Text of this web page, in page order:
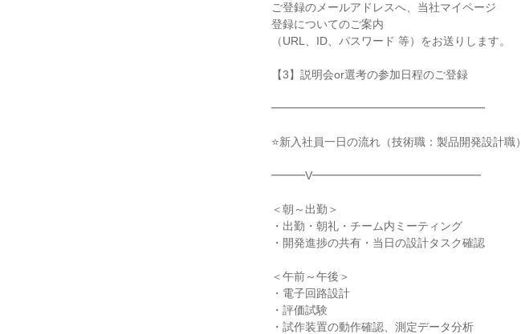
ご登録のメールアドレスへ、当社マイページ
登録についてのご案内
（URL、ID、パスワード 等）をお送りします。
【3】説明会or選考の参加日程のご登録
━━━━━━━━━━━━━━━━━━━
⭐新入社員一日の流れ（技術職：製品開発設計職）
━━━V━━━━━━━━━━━━━━━
＜朝～出勤＞
・出勤・朝礼・チーム内ミーティング
・開発進捗の共有・当日の設計タスク確認
＜午前～午後＞
・電子回路設計
・評価試験
・試作装置の動作確認、測定データ分析